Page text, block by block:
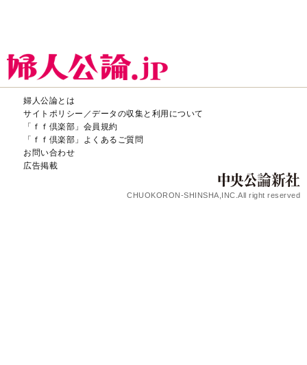
婦人公論とは
サイトポリシー／データの収集と利用について
「ｆｆ倶楽部」会員規約
「ｆｆ倶楽部」よくあるご質問
お問い合わせ
広告掲載
CHUOKORON-SHINSHA,INC.All right reserved